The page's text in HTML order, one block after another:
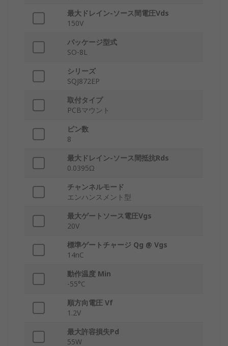
最大ドレイン-ソース間電圧Vds
150V
パッケージ型式
SO-8L
シリーズ
SQJ872EP
取付タイプ
PCBマウント
ピン数
8
最大ドレイン-ソース間抵抗Rds
0.0395Ω
チャンネルモード
エンハンスメント型
最大ゲートソース電圧Vgs
20V
標準ゲートチャージ Qg @ Vgs
14nC
動作温度 Min
-55°C
順方向電圧 Vf
1.2V
最大許容損失Pd
55W